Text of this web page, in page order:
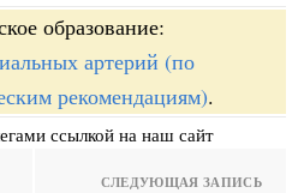
образование:
артерий (по
рекомендациям).
ссылкой на наш сайт
СЛЕДУЮЩАЯ ЗАПИСЬ